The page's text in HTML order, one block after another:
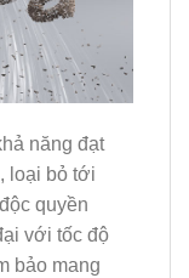
năng đạt
loại bỏ tới
quyền
với tốc độ
bảo mang